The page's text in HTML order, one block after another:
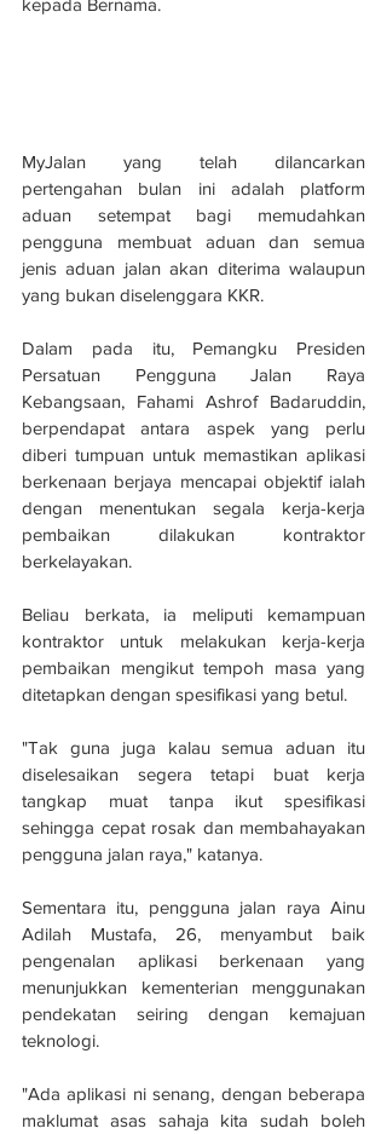
kepada Bernama.
MyJalan yang telah dilancarkan
pertengahan bulan ini adalah platform
aduan setempat bagi memudahkan
pengguna membuat aduan dan semua
jenis aduan jalan akan diterima walaupun
yang bukan diselenggara KKR.
Dalam pada itu, Pemangku Presiden
Persatuan Pengguna Jalan Raya
Kebangsaan, Fahami Ashrof Badaruddin,
berpendapat antara aspek yang perlu
diberi tumpuan untuk memastikan aplikasi
berkenaan berjaya mencapai objektif ialah
dengan menentukan segala kerja-kerja
pembaikan dilakukan kontraktor
berkelayakan.
Beliau berkata, ia meliputi kemampuan
kontraktor untuk melakukan kerja-kerja
pembaikan mengikut tempoh masa yang
ditetapkan dengan spesifikasi yang betul.
"Tak guna juga kalau semua aduan itu
diselesaikan segera tetapi buat kerja
tangkap muat tanpa ikut spesifikasi
sehingga cepat rosak dan membahayakan
pengguna jalan raya," katanya.
Sementara itu, pengguna jalan raya Ainu
Adilah Mustafa, 26, menyambut baik
pengenalan aplikasi berkenaan yang
menunjukkan kementerian menggunakan
pendekatan seiring dengan kemajuan
teknologi.
"Ada aplikasi ni senang, dengan beberapa
maklumat asas sahaja kita sudah boleh